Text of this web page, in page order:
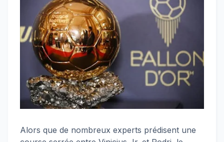
Alors que de nombreux experts prédisent une